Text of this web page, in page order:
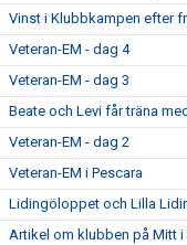
Vinst i Klubbkampen efter
Veteran-EM - dag 4
Veteran-EM - dag 3
Beate och Levi får träna
Veteran-EM - dag 2
Veteran-EM i Pescara
Lidingöloppet och Lilla
Artikel om klubben på Mitt i